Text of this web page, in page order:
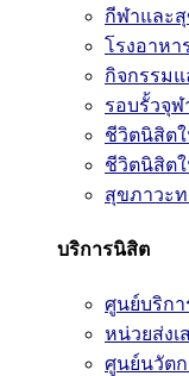
กีฬาและ
โรงอาหา
กิจกรรม
รอบรั้วจุฬ
ชีวิตนิสิตใ
ชีวิตนิสิตใ
สุขภาวะ
บริการนิสิต
ศูนย์บริก
หน่วยส่ง
ศูนย์นวัตก